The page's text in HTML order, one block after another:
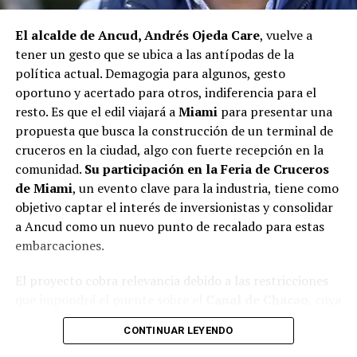
que hasta la fecha no han recibido respuesta clara sobre
si se entregarán los recursos.“Preocupa esta situación,
estos son proyectos que vienen trabajándose desde
hace tiempo y que hoy están en riesgo por la falta de
financiamiento”,declaró.
En la comuna deCuraco de Vélez, la alcaldesa Javiera
Yáñezindicó que históricamente la Subdere ha apoyado
a los municipios en diversos proyectos y que confía en
que durante el año se asignen nuevos recursos, aunque
reconoció una disminución evidente en comparación
con ejercicios anteriores. Señaló que su administración
pesos en distintas líneas de financiamiento, y que, pese
generando preocupación en su equipo municipal.
El alcalde de Ancud, Andrés Ojeda Care, vuelve a
tener un gesto que se ubica a las antípodas de la
política actual. Demagogia para algunos, gesto
oportuno y acertado para otros, indiferencia para el
resto. Es que el edil viajará aMiamipara presentar una
propuesta que busca la construcción de un terminal de
cruceros en la ciudad, algo con fuerte recepción en la
comunidad. Su participación en la Feria de Cruceros
de Miami, un evento clave para la industria, tiene como
objetivo captar el interés de inversionistas y consolidar
a Ancud como un nuevo punto de recalado para estas
embarcaciones.
El proyecto cobra relevancia debido a las restricciones
altura limitará el acceso de cruceros de gran
envergadura a
Puerto Montt. Esta situación ha
CONTINUAR LEYENDO